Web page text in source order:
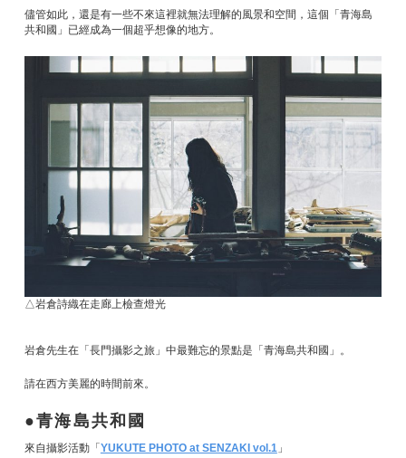
儘管如此，還是有一些不來這裡就無法理解的風景和空間，這個「青海島
共和國」已經成為一個超乎想像的地方。
△岩倉詩織在走廊上檢查燈光
岩倉先生在「長門攝影之旅」中最難忘的景點是「青海島共和國」。
請在西方美麗的時間前來。
青海島共和國
來自攝影活動「 YUKUTE PHOTO at SENZAKI vol.1」